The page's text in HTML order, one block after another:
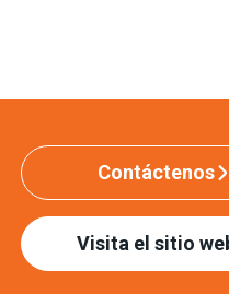
Contáctenos
Visita el sitio